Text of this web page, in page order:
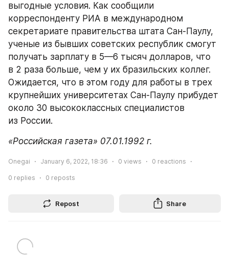
выгодные условия. Как сообщили
корреспонденту РИА в международном
секретариате правительства штата Сан-Паулу,
ученые из бывших советских республик смогут
получать зарплату в 5—6 тысяч долларов, что
в 2 раза больше, чем у их бразильских коллег.
Ожидается, что в этом году для работы в трех
крупнейших университетах Сан-Паулу прибудет
около 30 высококлассных специалистов
из России.
«Российская газета» 07.01.1992 г.
Onegai January 6, 2022, 18:36 0 views 0 reactions
0 replies 0 reposts
Repost Share